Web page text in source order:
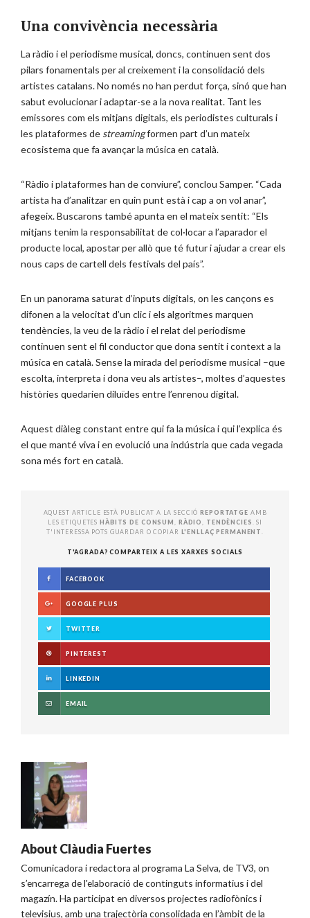
Una convivència necessària
La ràdio i el periodisme musical, doncs, continuen sent dos
pilars fonamentals per al creixement i la consolidació dels
artistes catalans. No només no han perdut força, sinó que han
sabut evolucionar i adaptar-se a la nova realitat. Tant les
emissores com els mitjans digitals, els periodistes culturals i
les plataformes de streamingformen part d’un mateix
ecosistema que fa avançar la música en català.
“Ràdio i plataformes han de conviure”, conclou Samper. “Cada
artista ha d’analitzar en quin punt està i cap a on vol anar”,
afegeix. Buscarons també apunta en el mateix sentit: “Els
mitjans tenim la responsabilitat de col·locar a l’aparador el
producte local, apostar per allò que té futur i ajudar a crear els
nous caps de cartell dels festivals del país”.
En un panorama saturat d’inputs digitals, on les cançons es
difonen a la velocitat d’un clic i els algoritmes marquen
tendències, la veu de la ràdio i el relat del periodisme
continuen sent el fil conductor que dona sentit i context a la
música en català. Sense la mirada del periodisme musical –que
escolta, interpreta i dona veu als artistes–, moltes d’aquestes
històries quedarien diluïdes entre l’enrenou digital.
Aquest diàleg constant entre qui fa la música i qui l’explica és
el que manté viva i en evolució una indústria que cada vegada
sona més fort en català.
AQUEST ARTICLE ESTÀ PUBLICAT A LA SECCIÓREPORTATGE AMB
LES ETIQUETESHÀBITS DE CONSUM RÀDIO TENDÈNCIES
. SI
T'INTERESSA POTS GUARDAR O COPIAR L'ENLLAÇ PERMANENT
T'AGRADA? COMPARTEIX A LES XARXES SOCIALS
FACEBOOK
GOOGLE PLUS
TWITTER
PINTEREST
LINKEDIN
EMAIL
About Clàudia Fuertes
Comunicadora i redactora al programa La Selva, de TV3, on
s’encarrega de l'elaboració de continguts informatius i del
magazín. Ha participat en diversos projectes radiofònics i
televisius, amb una trajectòria consolidada en l’àmbit de la